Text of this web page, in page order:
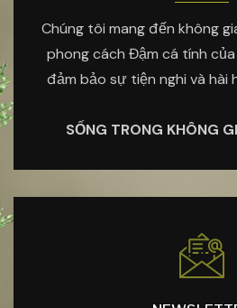
Chúng tôi mang đến không
phong cách Đậm cá tính
đảm bảo sự tiện nghi và hài
SỐNG TRONG KHÔNG